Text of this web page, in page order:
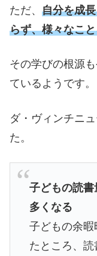
ただ、 自分を成
らず、様々なこ
その学びの根源
ているようです。
ダ・ヴィンチニ
た。
子どもの読
多くなる
子どもの余
たところ、